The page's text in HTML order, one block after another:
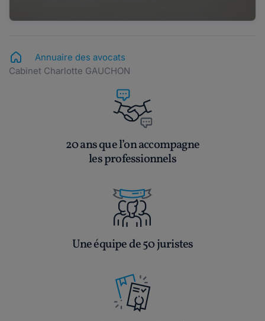
Annuaire des avocats
Cabinet Charlotte GAUCHON
20 ans que l’on accompagne
les professionnels
Une équipe de 50 juristes